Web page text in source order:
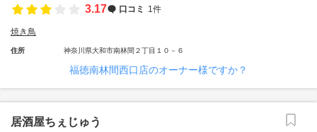
3.17
口コミ 1件
焼き鳥
住所 神奈川県大和市南林間２丁目１０－６
福徳南林間西口店のオーナー様ですか？
居酒屋ちぇじゅう